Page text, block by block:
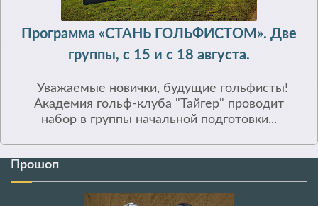
Программа «СТАНЬ ГОЛЬФИСТОМ». Две
группы, с 15 и с 18 августа.
Уважаемые новички, будущие гольфисты!
Академия гольф-клуба "Тайгер" проводит
набор в группы начальной подготовки...
Прошоп